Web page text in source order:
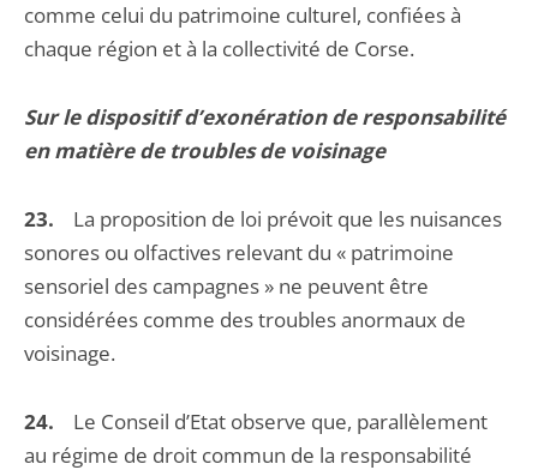
comme celui du patrimoine culturel, confiées à
chaque région et à la collectivité de Corse.
Sur le dispositif d’exonération de responsabilité
en matière de troubles de voisinage
23. La proposition de loi prévoit que les nuisances
sonores ou olfactives relevant du « patrimoine
sensoriel des campagnes » ne peuvent être
considérées comme des troubles anormaux de
voisinage.
24. Le Conseil d’Etat observe que, parallèlement
au régime de droit commun de la responsabilité